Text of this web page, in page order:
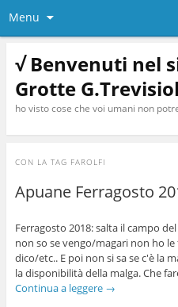
Menu
√ Benvenuti nel
Grotte G.Trevisiol
ho visto cose che voi umani non
CON LA TAG FAROLFI
Apuane Ferragosto
Ferragosto 2018: salta il campo
non so se vengo/magari non ho
dico/etc.. E poi non si sa se c'è la
la disponibilità della malga. Che
Continua a leggere →